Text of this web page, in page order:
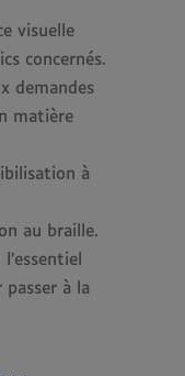
visuelle
concernés.
demandes
matière
à
au braille.
à la